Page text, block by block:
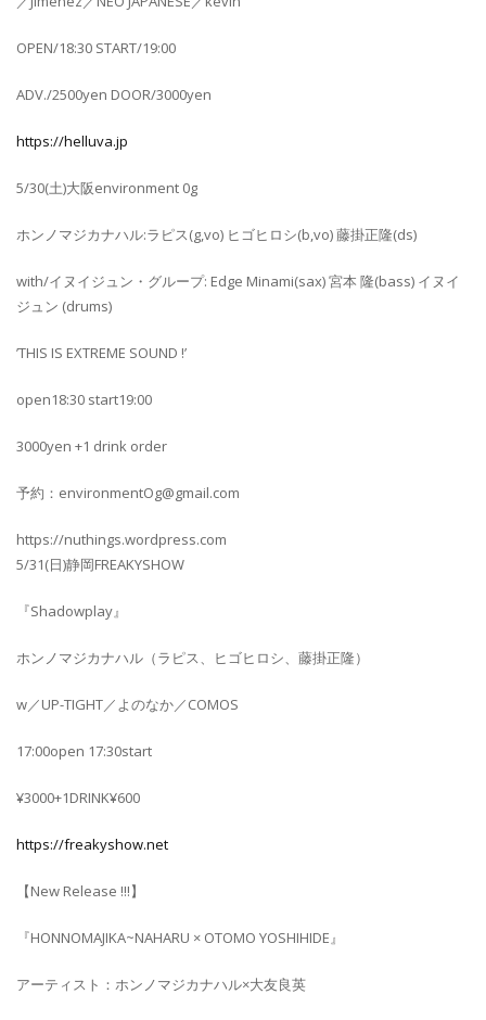
OPEN/18:30 START/19:00
ADV./2500yen DOOR/3000yen
https://helluva.jp
5/30(土)大阪environment 0g
ホンノマジカナハル:ラピス(g,vo) ヒゴヒロシ(b,vo) 藤掛正隆(ds)
with/イヌイジュン・グループ: Edge Minami(sax) 宮本 隆(bass) イヌイ
ジュン (drums)
’THIS IS EXTREME SOUND !’
open18:30 start19:00
3000yen +1 drink order
予約：environmentOg@gmail.com
https://nuthings.wordpress.com
5/31(日)静岡FREAKYSHOW
『Shadowplay』
ホンノマジカナハル（ラピス、ヒゴヒロシ、藤掛正隆）
w／UP-TIGHT／よのなか／COMOS
17:00open 17:30start
¥3000+1DRINK¥600
https://freakyshow.net
【New Release !!!】
『HONNOMAJIKA~NAHARU × OTOMO YOSHIHIDE』
アーティスト：ホンノマジカナハル×大友良英